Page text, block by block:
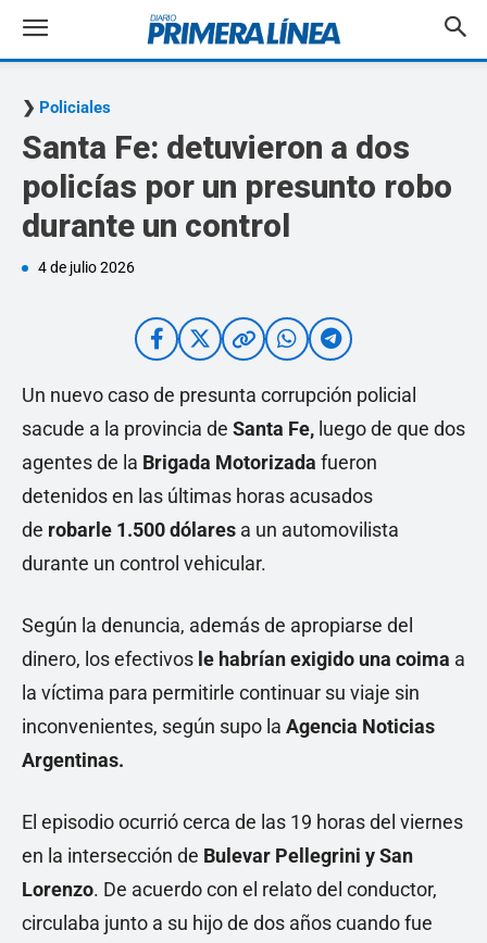
Policiales
Santa Fe: detuvieron a dos
policías por un presunto robo
durante un control
4 de julio 2026
Un nuevo caso de presunta corrupción policial
sacude a la provincia de Santa Fe, luego de que dos
agentes de la Brigada Motorizada fueron
detenidos en las últimas horas acusados
de robarle 1.500 dólares a un automovilista
durante un control vehicular.
Según la denuncia, además de apropiarse del
dinero, los efectivos le habrían exigido una coima a
la víctima para permitirle continuar su viaje sin
inconvenientes, según supo la Agencia Noticias
Argentinas.
El episodio ocurrió cerca de las 19 horas del viernes
en la intersección de Bulevar Pellegrini y San
Lorenzo. De acuerdo con el relato del conductor,
circulaba junto a su hijo de dos años cuando fue